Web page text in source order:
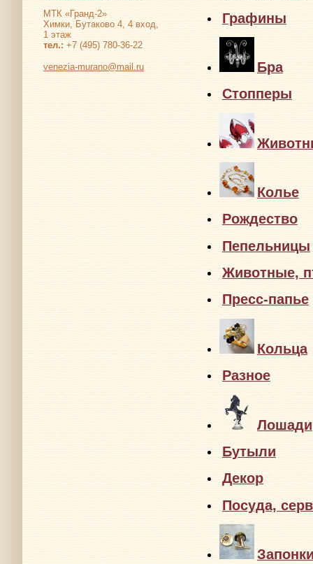
МТК «Гранд-2»
Химки, Бутаково 4, 4 вход,
1 этаж
тел.: +7 (495) 780-36-22
venezia-murano@mail.ru
Бра
Декор